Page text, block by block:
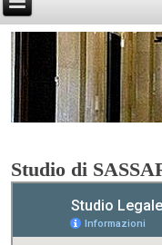
Studio di